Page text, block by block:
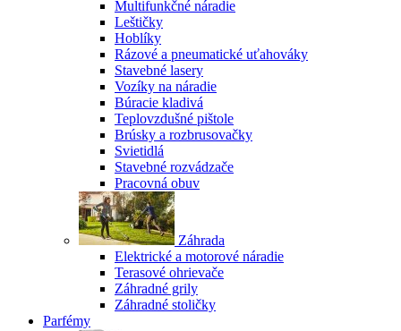
Multifunkčné náradie
Leštičky
Hoblíky
Rázové a pneumatické uťahováky
Stavebné lasery
Vozíky na náradie
Búracie kladivá
Teplovzdušné pištole
Brúsky a rozbrusovačky
Svietidlá
Stavebné rozvádzače
Pracovná obuv
Záhrada
Elektrické a motorové náradie
Terasové ohrievače
Záhradné grily
Záhradné stoličky
Parfémy